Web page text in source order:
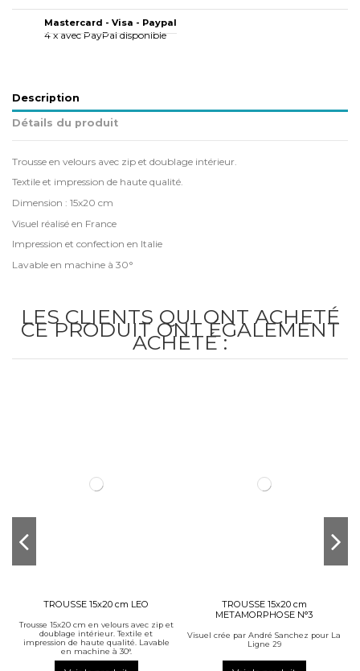
Mastercard - Visa - Paypal
4 x avec PayPal disponible
Description
Détails du produit
Trousse en velours avec zip et doublage intérieur.
Textile et impression de haute qualité.
Dimension : 15x20 cm
Visuel réalisé en France
Impression et confection en Italie
Lavable en machine à 30°
LES CLIENTS QUI ONT ACHETÉ
CE PRODUIT ONT ÉGALEMENT
ACHETÉ :
TROUSSE 15x20 cm LEO
Trousse 15x20 cm en velours avec zip et
doublage intérieur. Textile et
impression de haute qualité. Lavable
en machine à 30°.
TROUSSE 15x20 cm
METAMORPHOSE N°3
Visuel crée par André Sanchez pour La
Ligne 29